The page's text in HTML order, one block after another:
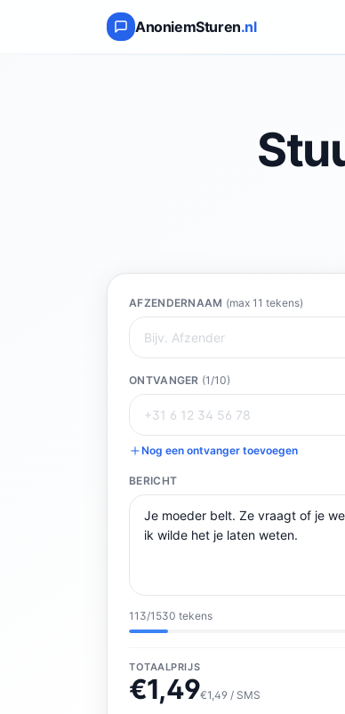
AnoniemSturen.nl
AFZENDERNAAM (max 11 tekens)
ONTVANGER (1/10)
Nog een ontvanger toevoegen
BERICHT
113/1530 tekens
TOTAALPRIJS
€1,49€1,49 / SMS